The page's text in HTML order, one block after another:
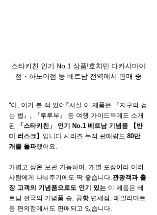
스타키친 인기 No.1 상품!호치민 다카시마야
점・하노이점 등 베트남 전역에서 판매 중
“아, 이거 본 적 있어!”사실 이 제품은 『지구의 걷
는 법』, 『루루부』 등 여행 가이드북에도 소개
된
「스타키친」 인기 No.1 베트남 기념품 【반
미 러스크】 입니다.시리즈 누적 판매량도 80만
개를 돌파했어요.
가볍고 상온 보관 가능하며, 개별 포장이라 여러
사람에게 나눠주기에도 딱 좋습니다.관광객과 출
장 고객의 기념품으로도 인기 있는 이 제품은 베
트남 전국의 기념품 숍, 공항 면세점, 패밀리마트
등 편의점에서도 판매되고 있습니다.